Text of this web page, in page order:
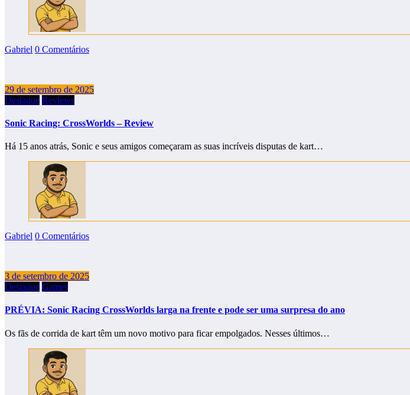
Gabriel 0 Comentários
29 de setembro de 2025
Destaque Reviews
Sonic Racing: CrossWorlds – Review
Há 15 anos atrás, Sonic e seus amigos começaram as suas incríveis disputas de kart…
Gabriel 0 Comentários
3 de setembro de 2025
Destaque Games
PRÉVIA: Sonic Racing CrossWorlds larga na frente e pode ser uma surpresa do ano
Os fãs de corrida de kart têm um novo motivo para ficar empolgados. Nesses últimos…